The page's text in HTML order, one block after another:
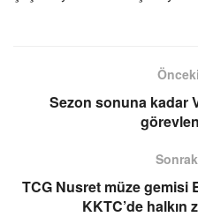
Sezon sonuna kadar
TCG Nusret müze gemisi
KKTC’de halkın